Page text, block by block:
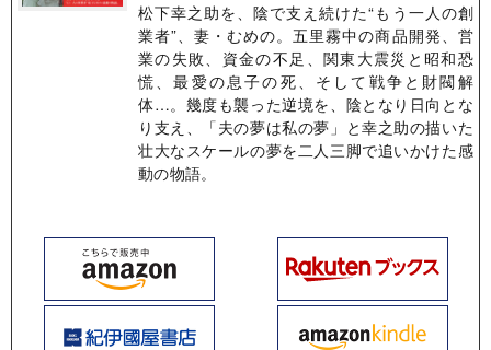
松下幸之助を、陰で支え続けた“もう一人の創
業者”、妻・むめの。五里霧中の商品開発、営
業の失敗、資金の不足、関東大震災と昭和恐
慌、最愛の息子の死、そして戦争と財閥解
体…。幾度も襲った逆境を、陰となり日向とな
り支え、「夫の夢は私の夢」と幸之助の描いた
壮大なスケールの夢を二人三脚で追いかけた感
動の物語。